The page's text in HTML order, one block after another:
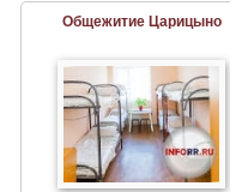
Общежитие Царицыно